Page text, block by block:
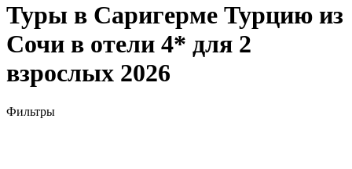
Туры в Саригерме Турцию из
Сочи в отели 4* для 2
взрослых 2026
Фильтры